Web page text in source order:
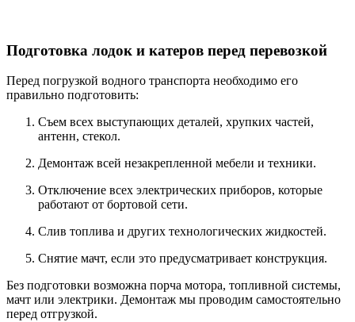
Подготовка лодок и катеров перед перевозкой
Перед погрузкой водного транспорта необходимо его
правильно подготовить:
Съем всех выступающих деталей, хрупких частей,
антенн, стекол.
Демонтаж всей незакрепленной мебели и техники.
Отключение всех электрических приборов, которые
работают от бортовой сети.
Слив топлива и других технологических жидкостей.
Снятие мачт, если это предусматривает конструкция.
Без подготовки возможна порча мотора, топливной системы,
мачт или электрики. Демонтаж мы проводим самостоятельно
перед отгрузкой.